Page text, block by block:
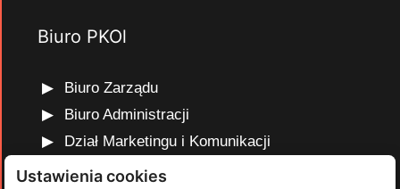
Biuro PKOl
Biuro Zarządu
Biuro Administracji
Dział Marketingu i Komunikacji
Dział Edukacji Olimpijskiej
Ustawienia cookies